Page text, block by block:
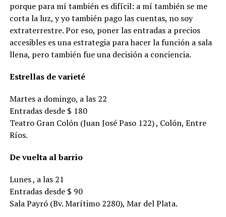
porque para mí también es difícil: a mí también se me
corta la luz, y yo también pago las cuentas, no soy
extraterrestre. Por eso, poner las entradas a precios
accesibles es una estrategia para hacer la función a sala
llena, pero también fue una decisión a conciencia.
Estrellas de varieté
Martes a domingo, a las 22
Entradas desde $ 180
Teatro Gran Colón (Juan José Paso 122) , Colón, Entre
Ríos.
De vuelta al barrio
Lunes , a las 21
Entradas desde $ 90
Sala Payró (Bv. Marítimo 2280), Mar del Plata.